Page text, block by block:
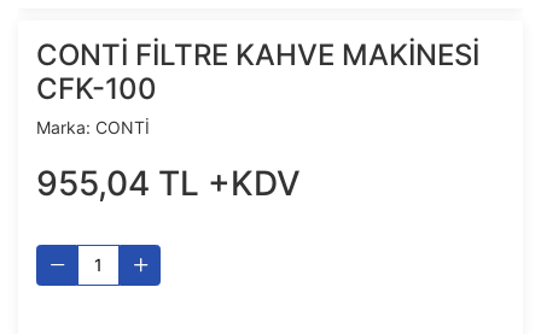
CONTİ FİLTRE KAHVE MAKİNESİ
CFK-100
Marka: CONTİ
955,04 TL +KDV